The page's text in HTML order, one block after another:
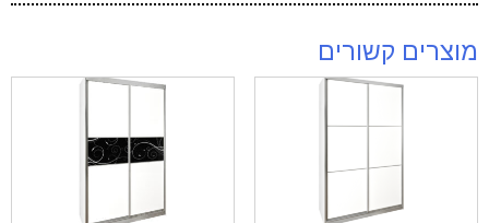
מוצרים קשורים